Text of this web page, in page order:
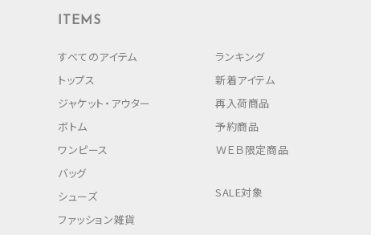
ITEMS
すべてのアイテム
トップス
ジャケット・アウター
ボトム
ワンピース
バッグ
シューズ
ファッション雑貨
ランキング
新着アイテム
再入荷商品
予約商品
ＷＥＢ限定商品
SALE対象